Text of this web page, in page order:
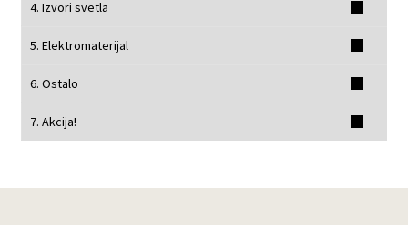
4. Izvori svetla
5. Elektromaterijal
6. Ostalo
7. Akcija!